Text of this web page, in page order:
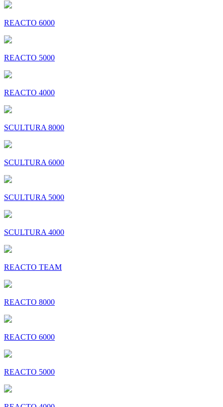
REACTO 6000
REACTO 5000
REACTO 4000
SCULTURA 8000
SCULTURA 6000
SCULTURA 5000
SCULTURA 4000
REACTO TEAM
REACTO 8000
REACTO 6000
REACTO 5000